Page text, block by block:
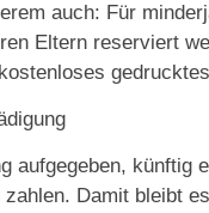
auch: Für
Eltern reserviert
aufgegeben, künftig
Damit bleibt